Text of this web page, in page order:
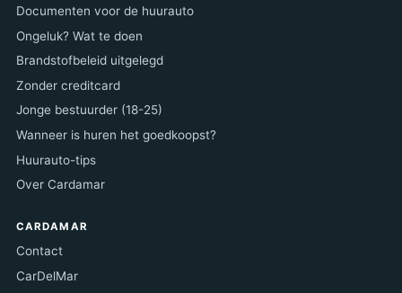
Documenten voor de huurauto
Ongeluk? Wat te doen
Brandstofbeleid uitgelegd
Zonder creditcard
Jonge bestuurder (18-25)
Wanneer is huren het goedkoopst?
Huurauto-tips
Over Cardamar
CARDAMAR
Contact
CarDelMar